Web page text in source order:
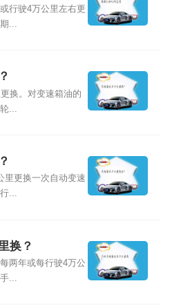
行驶4万公里左右更
...
换。对变速箱油的
...
里更换一次自动变速
...
换？
两年或每行驶4万公
...